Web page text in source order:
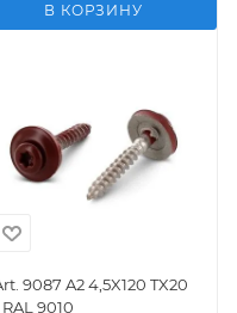
В КОРЗИНУ
9087 A2 4,5X120 TX20
9010